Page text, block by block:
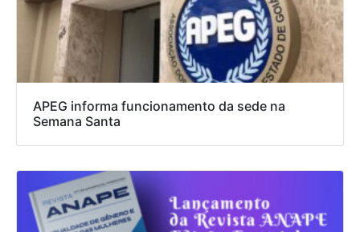
APEG informa funcionamento da sede na
Semana Santa